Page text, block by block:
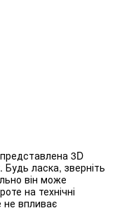
3D
ласка, зверніть
він може
на технічні
не впливає